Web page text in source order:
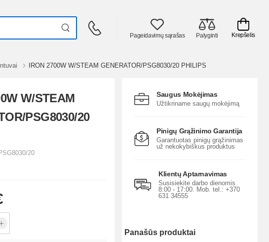
Pageidavimų sąrašas Palyginti Krepšelis
IRON 2700W W/STEAM GENERATOR/PSG8030/20 PHILIPS
W/STEAM
PSG8030/20
20
Saugus Mokėjimas
Užtikriname saugų mokėjimą
Pinigų Grąžinimo Garantija
Garantuotas pinigų grąžinimas
už nekokybiškus produktus
Klientų Aptarnavimas
Susisiekite darbo dienomis
8:00 - 17:00. Mob. tel.: +370
631 34555
Panašūs produktai